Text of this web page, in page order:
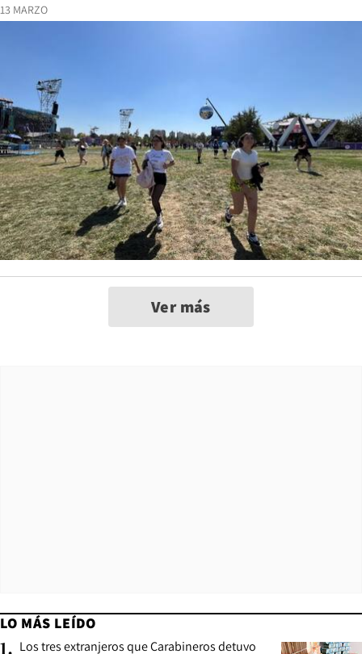
13 MARZO
Ver más
LO MÁS LEÍDO
1. Los tres extranjeros que Carabineros detuvo